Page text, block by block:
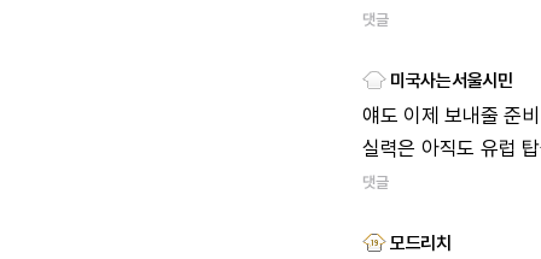
댓글
미국사는서울시민
얘도 이제 보내줄 준비
실력은 아직도 유럽
댓글
모드리치